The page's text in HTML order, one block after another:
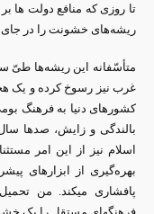
تا روزی که منافع دولت ها
ریشه‌های خشونت را در جای
متأسّفانه این ریشه‌ها طیّ
غرب نیز رسوخ کرده و یک
کشورهای دنیا به فرهنگ
بالندگی و زایش، صدها
اسلام نیز از این امر
بهره‌گیری از ابزارهای
پافشاری میکند. من